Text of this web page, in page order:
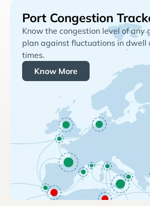
Port Congestion
Know the congestion level of any
plan against fluctuations in dwell
times.
Know More